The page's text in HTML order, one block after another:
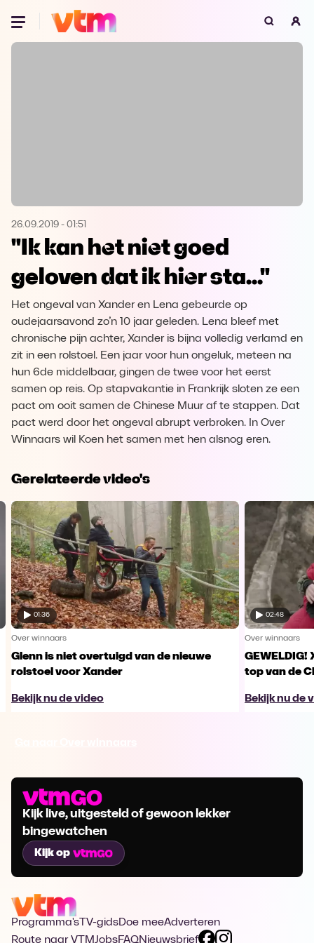
Oeps, browser niet ondersteund
Microsoft Edge Download
Opera Download
26.09.2019 - 01:51
"Ik kan het niet goed
geloven dat ik hier sta..."
Het ongeval van Xander en Lena gebeurde op
oudejaarsavond zo’n 10 jaar geleden. Lena bleef met
chronische pijn achter, Xander is bijna volledig verlamd en
zit in een rolstoel. Een jaar voor hun ongeluk, meteen na
hun 6de middelbaar, gingen de twee voor het eerst
samen op reis. Op stapvakantie in Frankrijk sloten ze een
pact om ooit samen de Chinese Muur af te stappen. Dat
pact werd door het ongeval abrupt verbroken. In Over
Winnaars wil Koen het samen met hen alsnog eren.
Gerelateerde video's
01:36
Over winnaars
Glenn is niet overtuigd van de nieuwe
rolstoel voor Xander
Bekijk nu de video
02:48
Over winnaars
GEWELDIG!
top van de
Bekijk nu de
Kijk live, uitgesteld of gewoon lekker
bingewatchen
Kijk op
Programma's TV-gidsDoe meeAdverteren
Route naar VTMJobsFAQNieuwsbrief